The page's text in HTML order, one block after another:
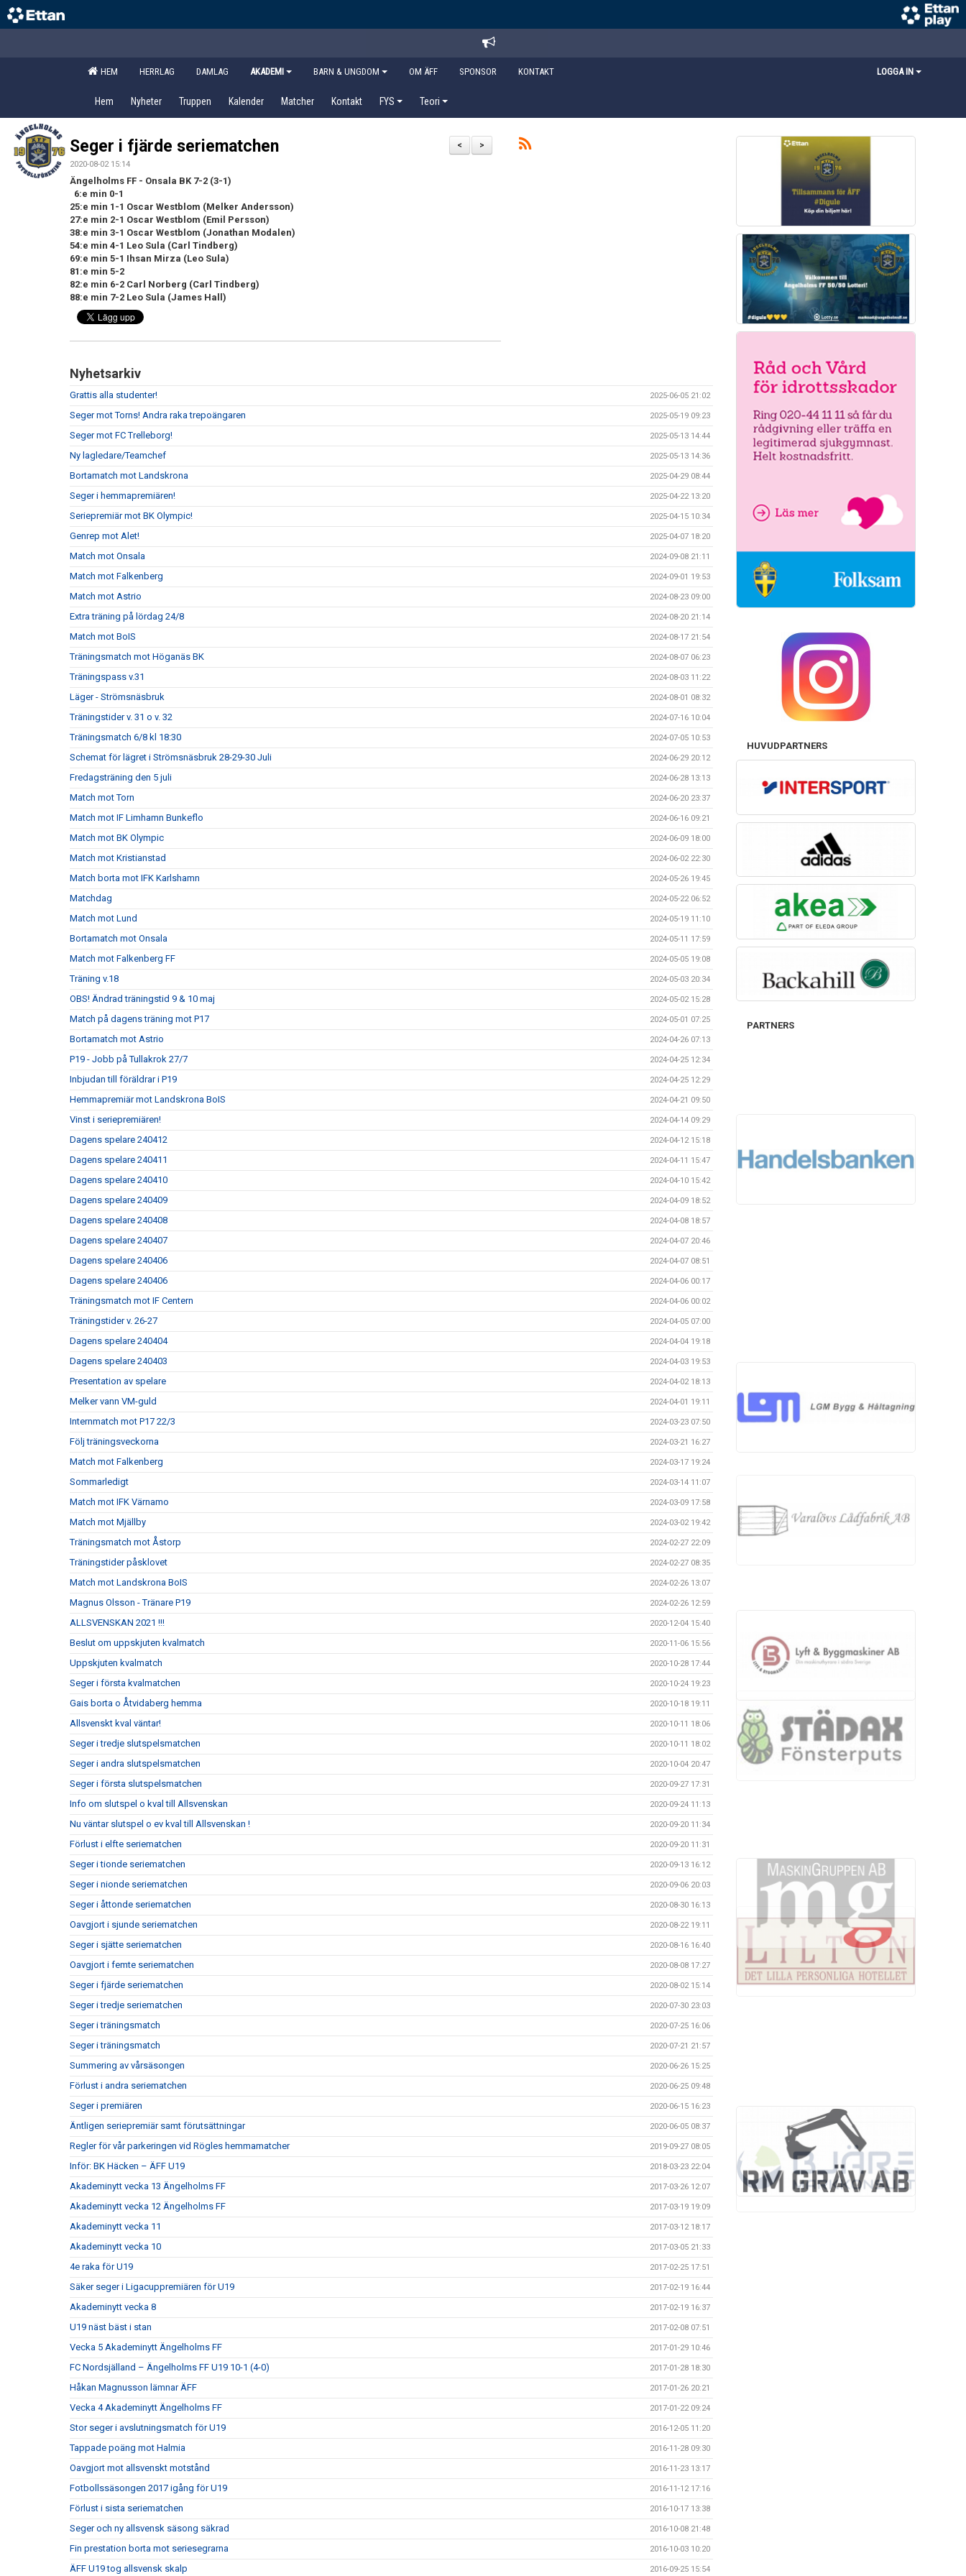
HEM HERRLAG DAMLAG AKADEMI BARN & UNGDOM OM ÄFF SPONSOR KONTAKT LOGGA IN
Hem Nyheter Truppen Kalender Matcher Kontakt FYS Teori
>
<
Seger i fjärde seriematchen
2020-08-02 15:14
Ängelholms FF - Onsala BK 7-2 (3-1)
6:e min 0-1
25:e min 1-1 Oscar Westblom (Melker Andersson)
27:e min 2-1 Oscar Westblom (Emil Persson)
38:e min 3-1 Oscar Westblom (Jonathan Modalen)
54:e min 4-1 Leo Sula (Carl Tindberg)
69:e min 5-1 Ihsan Mirza (Leo Sula)
81:e min 5-2
82:e min 6-2 Carl Norberg (Carl Tindberg)
88:e min 7-2 Leo Sula (James Hall)
Nyhetsarkiv
Grattis alla studenter! 2025-06-05 21:02
Seger mot Torns! Andra raka trepoängaren 2025-05-19 09:23
Seger mot FC Trelleborg! 2025-05-13 14:44
Ny lagledare/Teamchef 2025-05-13 14:36
Bortamatch mot Landskrona 2025-04-29 08:44
Seger i hemmapremiären! 2025-04-22 13:20
Seriepremiär mot BK Olympic! 2025-04-15 10:34
Genrep mot Alet! 2025-04-07 18:20
Match mot Onsala 2024-09-08 21:11
Match mot Falkenberg 2024-09-01 19:53
Match mot Astrio 2024-08-23 09:00
Extra träning på lördag 24/8 2024-08-20 21:14
Match mot BoIS 2024-08-17 21:54
Träningsmatch mot Höganäs BK 2024-08-07 06:23
Träningspass v.31 2024-08-03 11:22
Läger - Strömsnäsbruk 2024-08-01 08:32
Träningstider v. 31 o v. 32 2024-07-16 10:04
Träningsmatch 6/8 kl 18:30 2024-07-05 10:53
Schemat för lägret i Strömsnäsbruk 28-29-30 Juli 2024-06-29 20:12
Fredagsträning den 5 juli 2024-06-28 13:13
Match mot Torn 2024-06-20 23:37
Match mot IF Limhamn Bunkeflo 2024-06-16 09:21
Match mot BK Olympic 2024-06-09 18:00
Match mot Kristianstad 2024-06-02 22:30
Match borta mot IFK Karlshamn 2024-05-26 19:45
Matchdag 2024-05-22 06:52
Match mot Lund 2024-05-19 11:10
Bortamatch mot Onsala 2024-05-11 17:59
Match mot Falkenberg FF 2024-05-05 19:08
Träning v.18 2024-05-03 20:34
OBS! Ändrad träningstid 9 & 10 maj 2024-05-02 15:28
Match på dagens träning mot P17 2024-05-01 07:25
Bortamatch mot Astrio 2024-04-26 07:13
P19 - Jobb på Tullakrok 27/7 2024-04-25 12:34
Inbjudan till föräldrar i P19 2024-04-25 12:29
Hemmapremiär mot Landskrona BoIS 2024-04-21 09:50
Vinst i seriepremiären! 2024-04-14 09:29
Dagens spelare 240412 2024-04-12 15:18
Dagens spelare 240411 2024-04-11 15:47
Dagens spelare 240410 2024-04-10 15:42
Dagens spelare 240409 2024-04-09 18:52
Dagens spelare 240408 2024-04-08 18:57
Dagens spelare 240407 2024-04-07 20:46
Dagens spelare 240406 2024-04-07 08:51
Dagens spelare 240406 2024-04-06 00:17
Träningsmatch mot IF Centern 2024-04-06 00:02
Träningstider v. 26-27 2024-04-05 07:00
Dagens spelare 240404 2024-04-04 19:18
Dagens spelare 240403 2024-04-03 19:53
Presentation av spelare 2024-04-02 18:13
Melker vann VM-guld 2024-04-01 19:11
Internmatch mot P17 22/3 2024-03-23 07:50
Följ träningsveckorna 2024-03-21 16:27
Match mot Falkenberg 2024-03-17 19:24
Sommarledigt 2024-03-14 11:07
Match mot IFK Värnamo 2024-03-09 17:58
Match mot Mjällby 2024-03-02 19:42
Träningsmatch mot Åstorp 2024-02-27 22:09
Träningstider påsklovet 2024-02-27 08:35
Match mot Landskrona BoIS 2024-02-26 13:07
Magnus Olsson - Tränare P19 2024-02-26 12:59
ALLSVENSKAN 2021 !!! 2020-12-04 15:40
Beslut om uppskjuten kvalmatch 2020-11-06 15:56
Uppskjuten kvalmatch 2020-10-28 17:44
Seger i första kvalmatchen 2020-10-24 19:23
Gais borta o Åtvidaberg hemma 2020-10-18 19:11
Allsvenskt kval väntar! 2020-10-11 18:06
Seger i tredje slutspelsmatchen 2020-10-11 18:02
Seger i andra slutspelsmatchen 2020-10-04 20:47
Seger i första slutspelsmatchen 2020-09-27 17:31
Info om slutspel o kval till Allsvenskan 2020-09-24 11:13
Nu väntar slutspel o ev kval till Allsvenskan ! 2020-09-20 11:34
Förlust i elfte seriematchen 2020-09-20 11:31
Seger i tionde seriematchen 2020-09-13 16:12
Seger i nionde seriematchen 2020-09-06 20:03
Seger i åttonde seriematchen 2020-08-30 16:13
Oavgjort i sjunde seriematchen 2020-08-22 19:11
Seger i sjätte seriematchen 2020-08-16 16:40
Oavgjort i femte seriematchen 2020-08-08 17:27
Seger i fjärde seriematchen 2020-08-02 15:14
Seger i tredje seriematchen 2020-07-30 23:03
Seger i träningsmatch 2020-07-25 16:06
Seger i träningsmatch 2020-07-21 21:57
Summering av vårsäsongen 2020-06-26 15:25
Förlust i andra seriematchen 2020-06-25 09:48
Seger i premiären 2020-06-15 16:23
Äntligen seriepremiär samt förutsättningar 2020-06-05 08:37
Regler för vår parkeringen vid Rögles hemmamatcher 2019-09-27 08:05
Inför: BK Häcken – ÄFF U19 2018-03-23 22:04
Akademinytt vecka 13 Ängelholms FF 2017-03-26 12:07
Akademinytt vecka 12 Ängelholms FF 2017-03-19 19:09
Akademinytt vecka 11 2017-03-12 18:17
Akademinytt vecka 10 2017-03-05 21:33
4e raka för U19 2017-02-25 17:51
Säker seger i Ligacuppremiären för U19 2017-02-19 16:44
Akademinytt vecka 8 2017-02-19 16:37
U19 näst bäst i stan 2017-02-08 07:51
Vecka 5 Akademinytt Ängelholms FF 2017-01-29 10:46
FC Nordsjälland – Ängelholms FF U19 10-1 (4-0) 2017-01-28 18:30
Håkan Magnusson lämnar ÄFF 2017-01-26 20:21
Vecka 4 Akademinytt Ängelholms FF 2017-01-22 09:24
Stor seger i avslutningsmatch för U19 2016-12-05 11:20
Tappade poäng mot Halmia 2016-11-28 09:30
Oavgjort mot allsvenskt motstånd 2016-11-23 13:17
Fotbollssäsongen 2017 igång för U19 2016-11-12 17:16
Förlust i sista seriematchen 2016-10-17 13:38
Seger och ny allsvensk säsong säkrad 2016-10-08 21:48
Fin prestation borta mot seriesegrarna 2016-10-03 10:20
ÄFF U19 tog allsvensk skalp 2016-09-25 15:54
HUVUDPARTNERS
PARTNERS